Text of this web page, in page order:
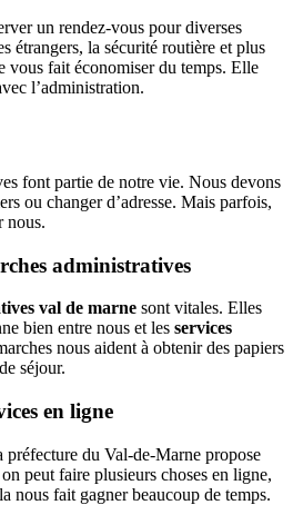
un rendez-vous pour diverses
étrangers, la sécurité routière et plus
vous fait économiser du temps. Elle
l’administration.
font partie de notre vie. Nous devons
ou changer d’adresse. Mais parfois,
nous.
administratives
val de marne sont vitales. Elles
bien entre nous et les services
nous aident à obtenir des papiers
séjour.
en ligne
préfecture du Val-de-Marne propose
peut faire plusieurs choses en ligne,
nous fait gagner beaucoup de temps.